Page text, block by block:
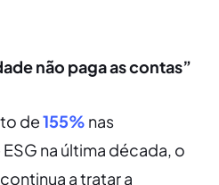
não paga as contas”
de155% nas
na última década, o
a tratar a